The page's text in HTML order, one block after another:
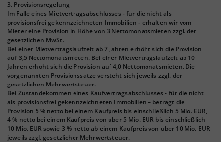
3. Provisionsregelung
Im Falle eines Mietvertragsabschlusses - für die nicht als
provisionsfrei gekennzeichneten Immobilien - erhalten wir vom
Mieter eine Provision in Höhe von 3 Nettomonatsmieten zzgl. der
gesetzlichen MwSt.
Bei einer Mietvertragslaufzeit ab 7 Jahren erhöht sich die Provision
auf 3,5 Nettomonatsmieten. Bei einer Mietvertragslaufzeit ab 10
Jahren erhöht sich die Provision auf 4,0 Nettomonatsmieten. Die
vorgenannten Provisionssätze versteht sich jeweils zzgl. der
gesetzlichen Mehrwertsteuer.
Bei Zustandekommen eines Kaufvertragsabschlusses - für die nicht
als provisionsfrei gekennzeichneten Immobilien – betragt die
Provision 5 % netto bei einem Kaufpreis bis einschließlich 5 Mio. EUR,
4 % netto bei einem Kaufpreis von über 5 Mio. EUR bis einschließlich
10 Mio. EUR sowie 3 % netto ab einem Kaufpreis von über 10 Mio. EUR
jeweils zzgl. gesetzlicher Mehrwertsteuer.